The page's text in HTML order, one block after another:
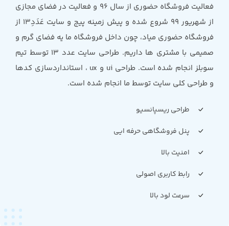
فعالیت فروشگاه حضوری از سال ۹۶ و فعالیت در فضای مجازی
از شهریور ۹۹ شروع شده و پیش زمینه پیج و سایت عَدَدِ۱۳ از
فروشگاه حضوری میاد، چون داخل فروشگاه ما یه فضای گرم و
صمیمی با مشتری ها داریم. طراحی سایت عدد 13 توسط تیم
سوبلز انجام شده است. طراحی ui و ux ، استانداردسازی کدها
و طراحی کلی سایت توسط ما انجام شده است.
طراحی ریسپانسیو
پنل فروشگاهی حرفه ایی
امنیت بالا
رابط کاربری اصولی
سرعت لود بالا